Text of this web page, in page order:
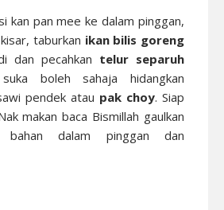
kan pan mee ke dalam pinggan,
taburkan ikan bilis goreng
dan pecahkan telur separuh
boleh sahaja hidangkan
pendek atau pak choy. Siap
makan baca Bismillah gaulkan
bahan dalam pinggan dan